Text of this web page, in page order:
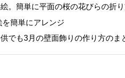
。簡単に平面の桜の花びらの折
簡単にアレンジ
でも3月の壁面飾りの作り方のま